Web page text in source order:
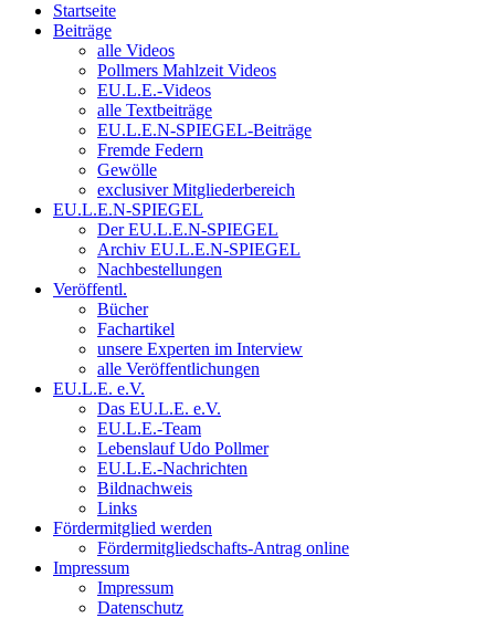
Startseite
Beiträge
alle Videos
Pollmers Mahlzeit Videos
EU.L.E.-Videos
alle Textbeiträge
EU.L.E.N-SPIEGEL-Beiträge
Fremde Federn
Gewölle
exclusiver Mitgliederbereich
EU.L.E.N-SPIEGEL
Der EU.L.E.N-SPIEGEL
Archiv EU.L.E.N-SPIEGEL
Nachbestellungen
Veröffentl.
Bücher
Fachartikel
unsere Experten im Interview
alle Veröffentlichungen
EU.L.E. e.V.
Das EU.L.E. e.V.
EU.L.E.-Team
Lebenslauf Udo Pollmer
EU.L.E.-Nachrichten
Bildnachweis
Links
Fördermitglied werden
Fördermitgliedschafts-Antrag online
Impressum
Impressum
Datenschutz